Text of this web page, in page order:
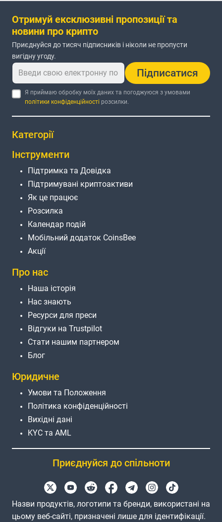
Отримуй ексклюзивні пропозиції та
новини про крипто
Приєднуйся до тисяч підписників і ніколи не пропусти
вигідну угоду.
Підписатися
Я приймаю обробку моїх даних та погоджуюся з умовами
політики конфіденційності розсилки.
Категорії
Інструменти
Підтримка та Довідка
Підтримувані криптоактиви
Як це працює
Розсилка
Календар подій
Мобільний додаток CoinsBee
Акції
Про нас
Наша історія
Нас знають
Ресурси для преси
Відгуки на Trustpilot
Стати нашим партнером
Блог
Юридичне
Умови та Положення
Політика конфіденційності
Вихідні дані
KYC та AML
Приєднуйся до спільноти
Назви продуктів, логотипи та бренди, використані на
цьому веб-сайті, призначені лише для ідентифікації.